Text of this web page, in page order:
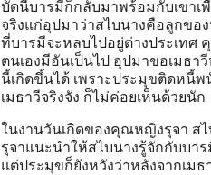
บัดนี้บารมีก็กลับมาพร้อมกับเขา
จริงแก่อุปมาว่าสไบนางคือลูกข
ที่บารมีจะหลบไปอยู่ต่างประเทศ
ตนเองมีอันเป็นไป อุปมาขอเมธา
นี้เกิดขึ้นได้ เพราะประมุขติดหนี้
เมธาวีจริงจัง ก็ไม่ค่อยเห็นด้วยนัก
ในงานวันเกิดของคุณหญิงรุจา ส
รุจาแนะนำให้สไบนางรู้จักกับบา
แต่ประมุขก็ยังหวังว่าหลังจากเม